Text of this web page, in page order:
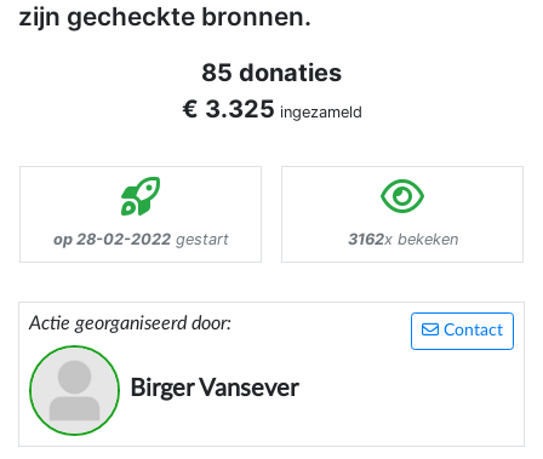
zijn gecheckte bronnen.
85 donaties
€ 3.325 ingezameld
op 28-02-2022gestart 3162x bekeken
Contact
Actie georganiseerd door:
Birger Vansever